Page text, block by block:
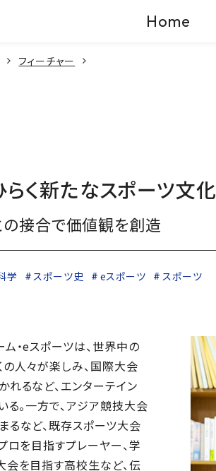
Home
フィーチャー
く新たなスポーツ文化
接合で価値観を創造
学 スポーツ史 eスポーツ スポーツ
・eスポーツは、世界中の
人々が楽しみ、国際大会
るなど、エンターテイン
る。一方で、アジア競技大会
など、既存スポーツ大会
ロを目指すプレーヤー、学
を目指す高校生など、伝